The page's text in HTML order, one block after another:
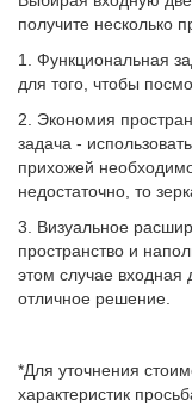
получите несколько
1. Функциональная
для того, чтобы
2. Экономия
задача -
прихожей
недостаточно, то
3. Визуальное
пространство и
этом случае входная
отличное решение.
*Для уточнения
характеристик